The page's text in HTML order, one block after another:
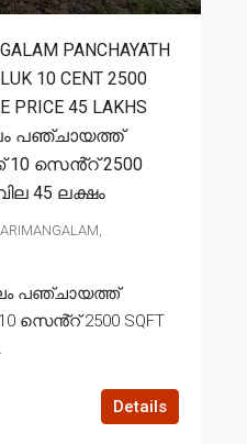
PANCHAYATH
10 CENT 2500
PRICE 45 LAKHS
പഞ്ചായത്ത്
സെൻ്റ് 2500
45 ലക്ഷം
പഞ്ചായത്ത്
സെൻ്റ് 2500 SQFT
Details